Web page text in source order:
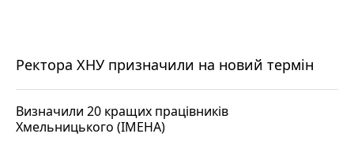
Ректора ХНУ призначили на новий термін
Визначили 20 кращих працівників
Хмельницького (ІМЕНА)